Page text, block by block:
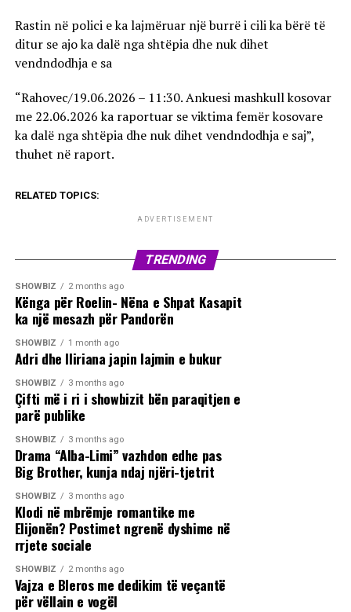
Rastin në polici e ka lajmëruar një burrë i cili ka bërë të
ditur se ajo ka dalë nga shtëpia dhe nuk dihet
vendndodhja e sa
“Rahovec/19.06.2026 – 11:30. Ankuesi mashkull kosovar
me 22.06.2026 ka raportuar se viktima femër kosovare
ka dalë nga shtëpia dhe nuk dihet vendndodhja e saj”,
thuhet në raport.
RELATED TOPICS:
ADVERTISEMENT
TRENDING
SHOWBIZ 2 months ago
Kënga për Roelin- Nëna e Shpat Kasapit
ka një mesazh për Pandorën
SHOWBIZ 1 month ago
Adri dhe Iliriana japin lajmin e bukur
SHOWBIZ 3 months ago
Çifti më i ri i showbizit bën paraqitjen e
parë publike
SHOWBIZ 3 months ago
Drama “Alba-Limi” vazhdon edhe pas
Big Brother, kunja ndaj njëri-tjetrit
SHOWBIZ 3 months ago
Klodi në mbrëmje romantike me
Elijonën? Postimet ngrenë dyshime në
rrjete sociale
SHOWBIZ 2 months ago
Vajza e Bleros me dedikim të veçantë
për vëllain e vogël